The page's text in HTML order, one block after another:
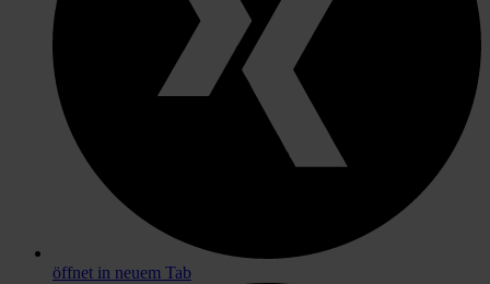
öffnet in neuem Tab